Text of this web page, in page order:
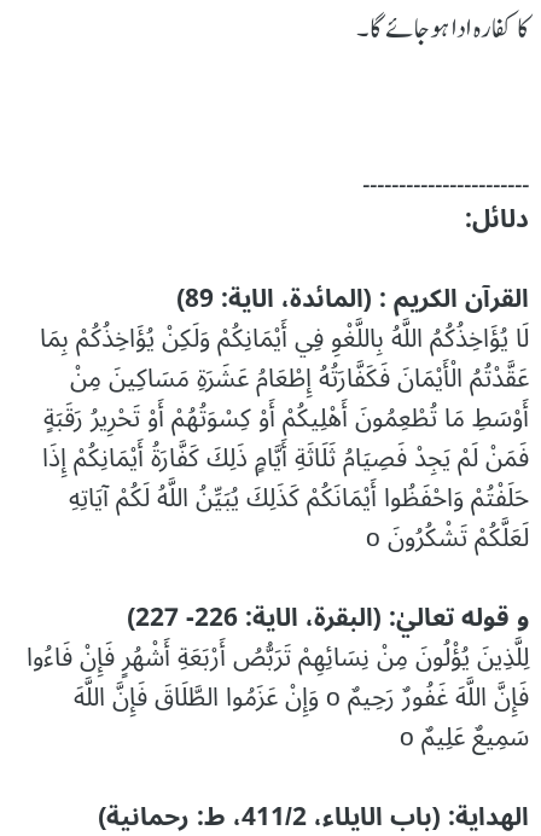
کا کفارہ ادا ہوجائے گا۔
۔۔۔۔۔۔۔۔۔۔۔۔۔۔۔۔۔۔۔۔۔۔۔
دلائل:
القرآن الكريم : (المائدة، الاية: 89)
لَا يُؤَاخِذُكُمُ اللَّهُ بِاللَّغْوِ فِي أَيْمَانِكُمْ وَلَكِنْ يُؤَاخِذُكُمْ بِمَا
عَقَّدْتُمُ الْأَيْمَانَ فَكَفَّارَتُهُ إِطْعَامُ عَشَرَةِ مَسَاكِينَ مِنْ
أَوْسَطِ مَا تُطْعِمُونَ أَهْلِيكُمْ أَوْ كِسْوَتُهُمْ أَوْ تَحْرِيرُ رَقَبَةٍ
فَمَنْ لَمْ يَجِدْ فَصِيَامُ ثَلَاثَةِ أَيَّامٍ ذَلِكَ كَفَّارَةُ أَيْمَانِكُمْ إِذَا
حَلَفْتُمْ وَاحْفَظُوا أَيْمَانَكُمْ كَذَلِكَ يُبَيِّنُ اللَّهُ لَكُمْ آيَاتِهِ
لَعَلَّكُمْ تَشْكُرُونَ o
و قوله تعاليٰ: (البقرة، الاية: 226- 227)
لِلَّذِينَ يُؤْلُونَ مِنْ نِسَائِهِمْ تَرَبُّصُ أَرْبَعَةِ أَشْهُرٍ فَإِنْ فَاءُوا
فَإِنَّ اللَّهَ غَفُورٌ رَحِيمٌ o وَإِنْ عَزَمُوا الطَّلَاقَ فَإِنَّ اللَّهَ
سَمِيعٌ عَلِيمٌ o
الهداية: (باب الايلاء، 411/2، ط: رحمانية)